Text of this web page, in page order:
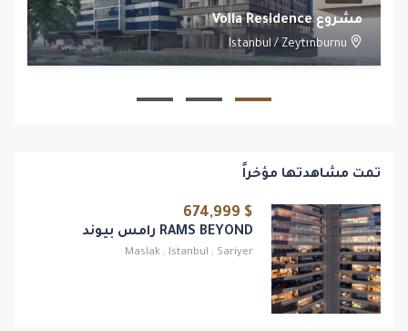
مشروع Voila Residence
Istanbul / Zeytınburnu
تمت مشاهدتها مؤخراً
$ 674,999
RAMS BEYOND رامس بيوند
Maslak , Istanbul , Sariyer